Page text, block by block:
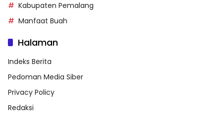
Kabupaten Pemalang
Manfaat Buah
Halaman
Indeks Berita
Pedoman Media Siber
Privacy Policy
Redaksi